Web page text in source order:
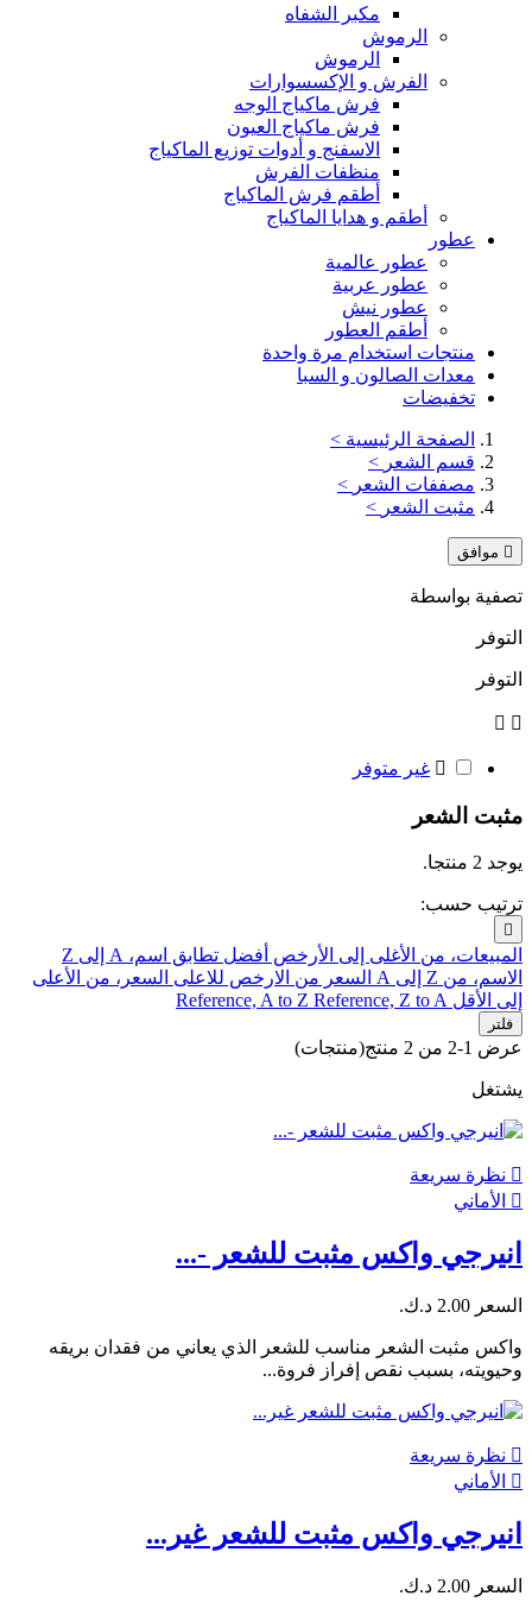
مكبر الشفاه
الرموش
الرموش
الفرش و الإكسسوارات
فرش ماكياج الوجه
فرش ماكياج العيون
الاسفنج و أدوات توزيع الماكياج
منظفات الفرش
أطقم فرش الماكياج
أطقم و هدايا الماكياج
عطور
عطور عالمية
عطور عربية
عطور نيش
أطقم العطور
منتجات استخدام مرة واحدة
معدات الصالون و السبا
تخفيضات
الصفحة الرئيسية >
قسم الشعر >
مصففات الشعر >
مثبت الشعر >

تصفية بواسطة
التوفر
التوفر
 
 غير متوفر
مثبت الشعر
يوجد 2 منتجا.
ترتيب حسب:

المبيعات، من الأغلى إلى الأرخص أفضل تطابق اسم، A إلى Z
الاسم، من Z إلى A
السعر من الارخص للاعلى السعر، من الأعلى
إلى الأقل
Reference, A to Z Reference, Z to A
فلتر
عرض 1-2 من 2 منتج(منتجات)
يشتغل
 نظرة سريعة

الأماني
انيرجي واكس مثبت للشعر -...
السعر 2.00 د.ك.‏
واكس مثبت الشعر مناسب للشعر الذي يعاني من فقدان بريقه
وحيويته، بسبب نقص إفراز فروة...
 نظرة سريعة

الأماني
انيرجي واكس مثبت للشعر غير...
السعر 2.00 د.ك.‏